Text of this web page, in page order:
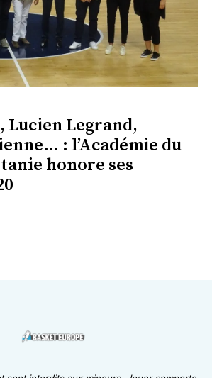
Lucien Legrand,
: l’Académie du
honore ses